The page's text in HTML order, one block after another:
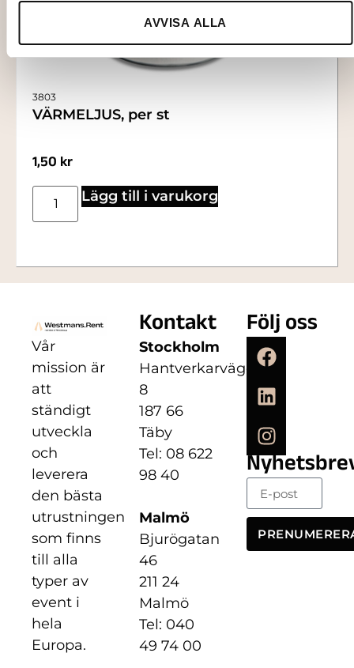
AVVISA ALLA
3803
VÄRMELJUS, per st
1,50 kr
Lägg till i varukorg
Vår
mission är
att
ständigt
utveckla
och
leverera
den bästa
utrustningen
som finns
till alla
typer av
event i
hela
Europa.
Kontakt
Stockholm
Hantverkarvägen
8
187 66
Täby
Tel: 08 622
98 40
Malmö
Bjurögatan
46
211 24
Malmö
Tel: 040
49 74 00
Följ oss